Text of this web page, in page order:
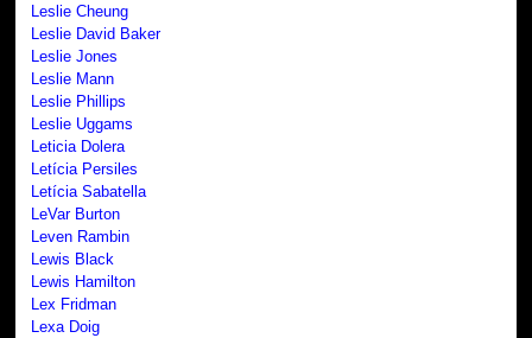
Leslie Cheung
Leslie David Baker
Leslie Jones
Leslie Mann
Leslie Phillips
Leslie Uggams
Leticia Dolera
Letícia Persiles
Letícia Sabatella
LeVar Burton
Leven Rambin
Lewis Black
Lewis Hamilton
Lex Fridman
Lexa Doig